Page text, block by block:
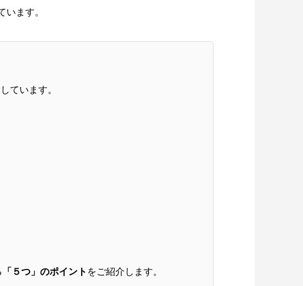
ます。
ています。
「５つ」のポイント をご紹介します。